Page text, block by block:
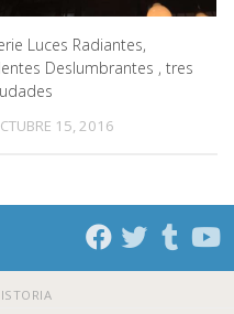
Luces Radiantes,
Deslumbrantes , tres
15, 2016